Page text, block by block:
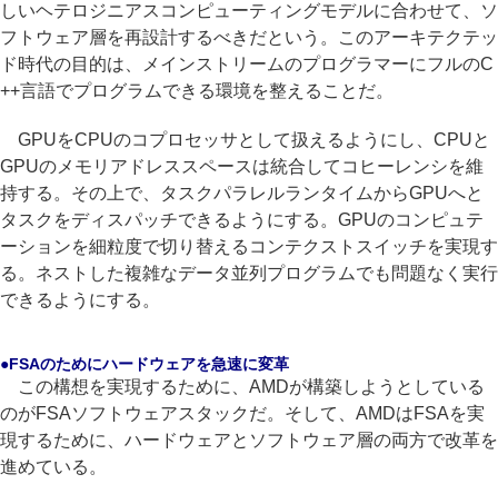
しいヘテロジニアスコンピューティングモデルに合わせて、ソ
フトウェア層を再設計するべきだという。このアーキテクテッ
ド時代の目的は、メインストリームのプログラマーにフルのC
++言語でプログラムできる環境を整えることだ。
GPUをCPUのコプロセッサとして扱えるようにし、CPUと
GPUのメモリアドレススペースは統合してコヒーレンシを維
持する。その上で、タスクパラレルランタイムからGPUへと
タスクをディスパッチできるようにする。GPUのコンピュテ
ーションを細粒度で切り替えるコンテクストスイッチを実現す
る。ネストした複雑なデータ並列プログラムでも問題なく実行
できるようにする。
●FSAのためにハードウェアを急速に変革
この構想を実現するために、AMDが構築しようとしている
のがFSAソフトウェアスタックだ。そして、AMDはFSAを実
現するために、ハードウェアとソフトウェア層の両方で改革を
進めている。